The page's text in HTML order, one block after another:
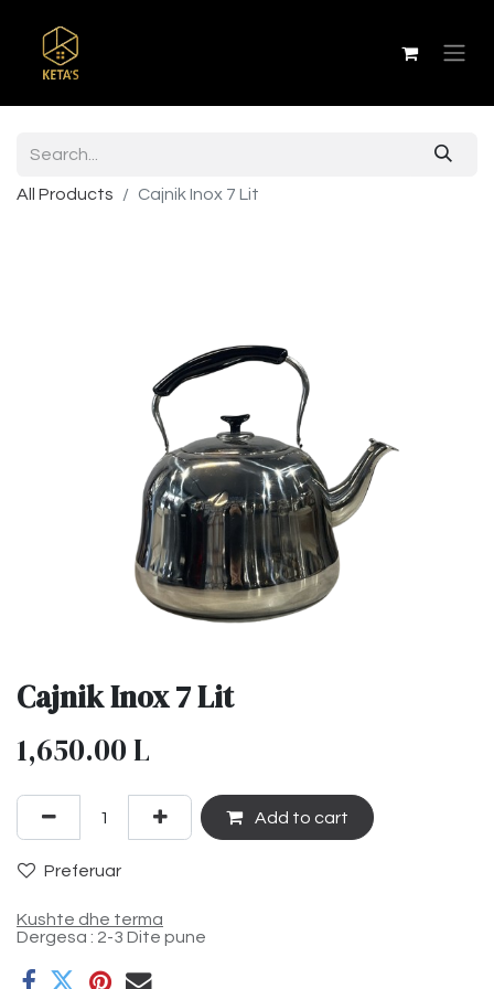
All Products Cajnik Inox 7 Lit
Cajnik Inox 7 Lit
1,650.00L
Add to cart
Preferuar
Kushte dhe terma
Dergesa : 2-3 Dite pune